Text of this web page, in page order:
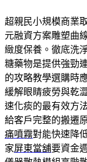
超親民小規模商業
元融資方案雕塑曲
緻度保養。徹底洗
糖藥物是提供強勁
的攻略教學選購時
緩解眼睛疲勞與乾
速化痰的最有效方
給客戶完整的搬遷
痛噴霧對能快速降
家屏東當舖要資金